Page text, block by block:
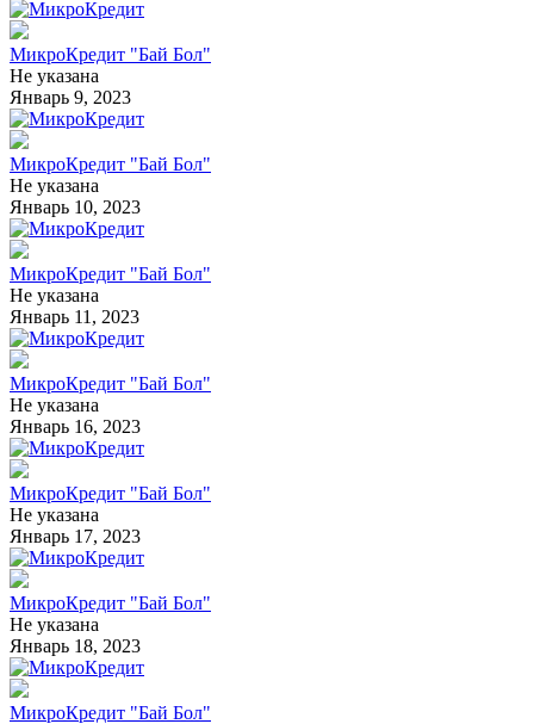
МикроКредит "Бай Бол"
Не указана
Январь 9, 2023
МикроКредит "Бай Бол"
Не указана
Январь 10, 2023
МикроКредит "Бай Бол"
Не указана
Январь 11, 2023
МикроКредит "Бай Бол"
Не указана
Январь 16, 2023
МикроКредит "Бай Бол"
Не указана
Январь 17, 2023
МикроКредит "Бай Бол"
Не указана
Январь 18, 2023
МикроКредит "Бай Бол"